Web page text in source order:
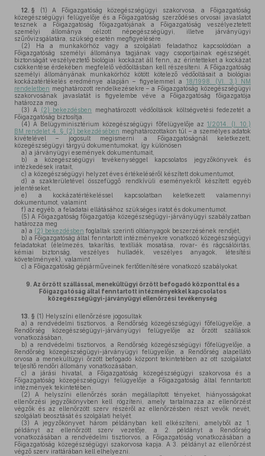
12. § (1) A Főigazgatóság közegészségügyi szakorvosa, a Főigazgatóság
közegészségügyi felügyelője és a Főigazgatóság szerződéses orvosai javaslatot
tesznek a Főigazgatóság főigazgatójának a Főigazgatóság veszélyeztetett
személyi állománya célzott népegészségügyi, illetve járványügyi
szűrővizsgálatára, szükség esetén megfigyelésére.
(2) Ha a munkakörhöz vagy a szolgálati feladathoz kapcsolódóan a
Főigazgatóság személyi állománya tagjának vagy csoportjainak egészségét,
biztonságát veszélyeztető biológiai kockázat áll fenn, az érintetteket a kockázat
csökkentése érdekében megfelelő védőoltásban kell részesíteni. A Főigazgatóság
személyi állományának munkakörhöz kötött kötelező védőoltásait a biológiai
kockázatértékelés eredménye alapján – figyelemmel a 18/1998. (VI. 3.) NM
rendeletben meghatározott rendelkezésekre – a Főigazgatóság közegészségügyi
szakorvosának javaslatát is figyelembe véve a Főigazgatóság főigazgatója
határozza meg.
(3) A (2) bekezdésben
meghatározott védőoltások költségvetési fedezetét a
Főigazgatóság biztosítja.
(4) A Belügyminisztérium közegészségügyi főfelügyelője az 1/2014. (I. 10.)
BM rendelet 4. § (2) bekezdésében meghatározottakon túl – a személyes adatok
kivételével – jogosult megismerni a Főigazgatóságnál keletkezett,
közegészségügyi tárgyú dokumentumokat, így különösen
a) a járványügyi események dokumentumait,
b) a közegészségügyi tevékenységgel kapcsolatos jegyzőkönyvek és
intézkedések iratait,
c) a közegészségügyi helyzet éves értékeléséről készített dokumentumot,
d) a szakterületével összefüggő rendkívüli eseményekről készített egyéb
jelentéseket,
e) a kockázatértékeléssel kapcsolatban keletkezett valamennyi
dokumentumot, valamint
f) az egyéb, a feladatai ellátásához szükséges iratot és dokumentumot.
(5) A Főigazgatóság főigazgatója közegészségügyi-járványügyi szabályzatban
határozza meg
a) a (2) bekezdésben foglaltak szerinti oltóanyagok beszerzésének rendjét,
b) a Főigazgatóság által fenntartott intézményekre vonatkozó közegészségügyi
feladatokat (élelmezés, takarítás, textíliák mosatása, rovar- és rágcsálóirtás,
kémiai biztonság, veszélyes hulladék, veszélyes anyagok, létesítési
követelmények), valamint
c) a Főigazgatóság gépjárműveinek fertőtlenítésére vonatkozó szabályokat.
9. Az őrzött szállással, menekültügyi őrzött befogadó központtal és a
Főigazgatóság által fenntartott intézményekkel kapcsolatos
közegészségügyi-járványügyi ellenőrzési tevékenység
13. § (1) Helyszíni ellenőrzésre jogosultak
a) a rendvédelmi tisztiorvos, a Rendőrség közegészségügyi főfelügyelője, a
Rendőrség közegészségügyi-járványügyi felügyelője az őrzött szállások
vonatkozásában,
b) a rendvédelmi tisztiorvos, a Rendőrség közegészségügyi főfelügyelője, a
Rendőrség közegészségügyi-járványügyi felügyelője, a Rendőrség alapellátó
orvosa a menekültügyi őrzött befogadó központ tekintetében az ott szolgálatot
teljesítő rendőri állomány vonatkozásában,
c) a járási hivatal, a Főigazgatóság közegészségügyi szakorvosa és a
Főigazgatóság közegészségügyi felügyelője a Főigazgatóság által fenntartott
intézmények tekintetében.
(2) A helyszíni ellenőrzés során megállapított tényeket, hiányosságokat
ellenőrzési jegyzőkönyvben kell rögzíteni, amely tartalmazza az ellenőrzést
végzők és az ellenőrzött szerv részéről az ellenőrzésben részt vevők nevét,
szolgálati beosztását és szolgálati helyét.
(3) A jegyzőkönyvet három példányban kell elkészíteni, amelyből az 1.
példányt az ellenőrzött szerv vezetője, a 2. példányt a Rendőrség
vonatkozásában a rendvédelmi tisztiorvos, a Főigazgatóság vonatkozásában a
Főigazgatóság közegészségügyi szakorvosa kapja. A 3. példányt az ellenőrzést
végző szerv irattárában kell elhelyezni.